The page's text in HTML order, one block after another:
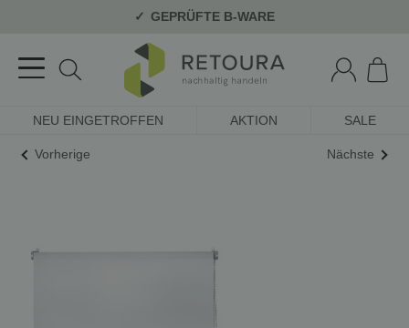
GEPRÜFTE B-WARE
NEU EINGETROFFEN AKTION SALE
Vorherige Nächste